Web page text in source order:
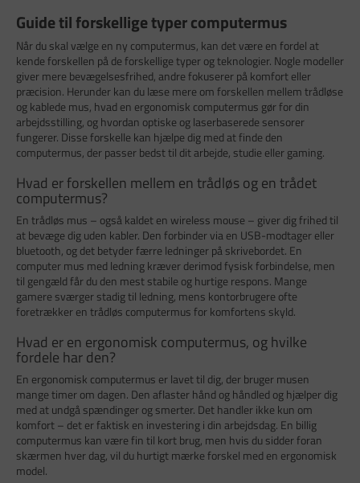
Guide til forskellige typer computermus
Når du skal vælge en ny computermus, kan det være en fordel at
kende forskellen på de forskellige typer og teknologier. Nogle modeller
giver mere bevægelsesfrihed, andre fokuserer på komfort eller
præcision. Herunder kan du læse mere om forskellen mellem trådløse
og kablede mus, hvad en ergonomisk computermus gør for din
arbejdsstilling, og hvordan optiske og laserbaserede sensorer
fungerer. Disse forskelle kan hjælpe dig med at finde den
computermus, der passer bedst til dit arbejde, studie eller gaming.
Hvad er forskellen mellem en trådløs og en trådet
computermus?
En trådløs mus – også kaldet en wireless mouse – giver dig frihed til
at bevæge dig uden kabler. Den forbinder via en USB-modtager eller
bluetooth, og det betyder færre ledninger på skrivebordet. En
computer mus med ledning kræver derimod fysisk forbindelse, men
til gengæld får du den mest stabile og hurtige respons. Mange
gamere sværger stadig til ledning, mens kontorbrugere ofte
foretrækker en trådløs computermus for komfortens skyld.
Hvad er en ergonomisk computermus, og hvilke
fordele har den?
En ergonomisk computermus er lavet til dig, der bruger musen
mange timer om dagen. Den aflaster hånd og håndled og hjælper dig
med at undgå spændinger og smerter. Det handler ikke kun om
komfort – det er faktisk en investering i din arbejdsdag. En billig
computermus kan være fin til kort brug, men hvis du sidder foran
skærmen hver dag, vil du hurtigt mærke forskel med en ergonomisk
model.